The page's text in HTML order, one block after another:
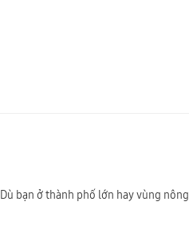
bạn ở thành phố lớn hay vùng nông